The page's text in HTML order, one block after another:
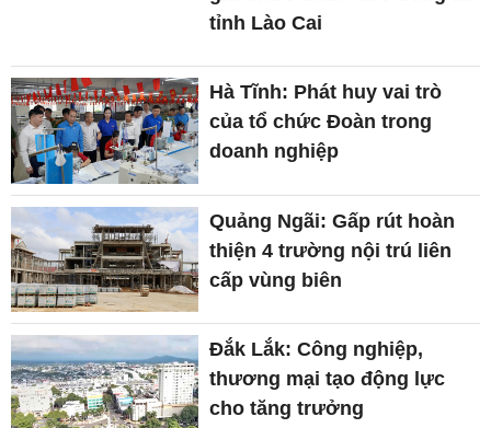
của tổ chức Đoàn trong
doanh nghiệp
Quảng Ngãi: Gấp rút hoàn
thiện 4 trường nội trú liên
cấp vùng biên
Đắk Lắk: Công nghiệp,
thương mại tạo động lực
cho tăng trưởng
Gia Lai triển khai chương
trình 'Vươn ra thị trường
quốc tế' 2026-2030